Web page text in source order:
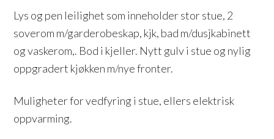
Lys og pen leilighet som inneholder stor stue, 2
soverom m/garderobeskap, kjk, bad m/dusjkabinett
og vaskerom,. Bod i kjeller. Nytt gulv i stue og nylig
oppgradert kjøkken m/nye fronter.
Muligheter for vedfyring i stue, ellers elektrisk
oppvarming.